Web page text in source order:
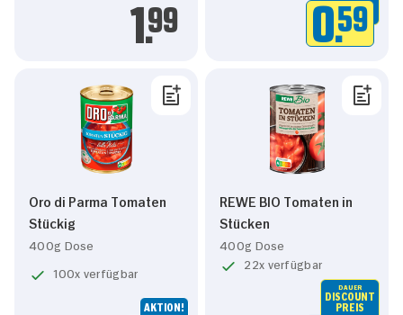
1.99 0.59
Oro di Parma Tomaten
Stückig
400g Dose
100x verfügbar
AKTION!
REWE BIO Tomaten in
Stücken
400g Dose
22x verfügbar
DAUER
DISCOUNT
PREIS